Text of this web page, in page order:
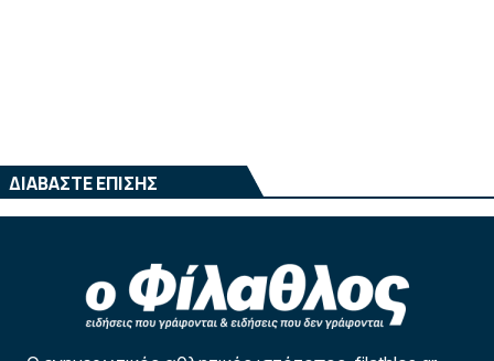
ΔΙΑΒΑΣΤΕ ΕΠΙΣΗΣ